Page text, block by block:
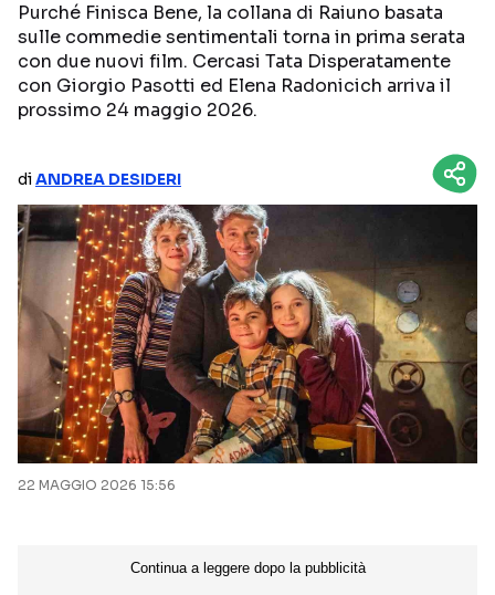
Streaming
NETFLIX
AMAZON PRIME VIDEO
RAIPLAY
MEDIASET INFINITY
Categorie
NOTIZIE
ANTEPRIME
RETROSCENA
INTERVISTE
RUBRICHE
Purché Finisca Bene, la collana di Raiuno basata
sulle commedie sentimentali torna in prima serata
con due nuovi film. Cercasi Tata Disperatamente
con Giorgio Pasotti ed Elena Radonicich arriva il
prossimo 24 maggio 2026.
diANDREA DESIDERI
22 MAGGIO 2026 15:56